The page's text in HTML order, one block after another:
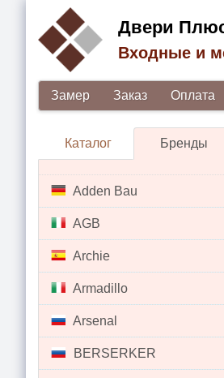
Двери
Входные и
Замер Заказ Оплата
Каталог Бренды
Adden Bau
AGB
Archie
Armadillo
Arsenal
BERSERKER